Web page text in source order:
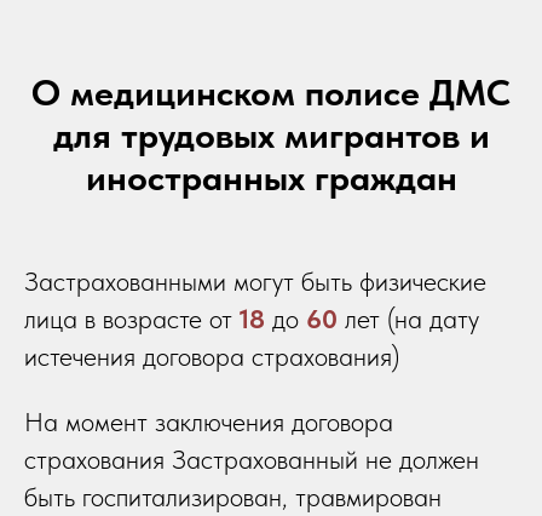
О медицинском полисе ДМС
для трудовых мигрантов и
иностранных граждан
Застрахованными могут быть физические
лица в возрасте от 18 до 60 лет (на дату
истечения договора страхования)
На момент заключения договора
страхования Застрахованный не должен
быть госпитализирован, травмирован